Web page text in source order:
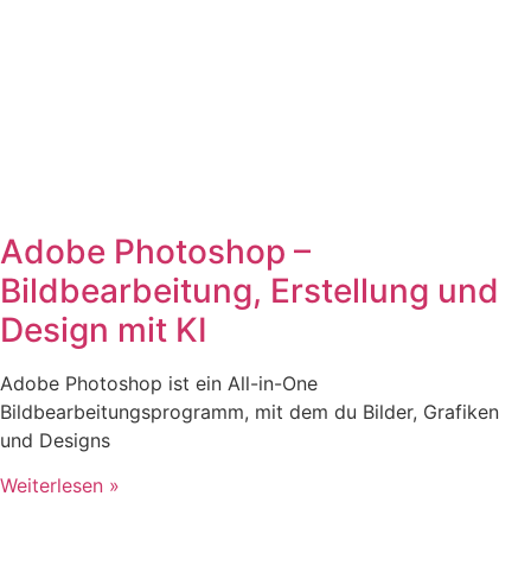
Adobe Photoshop –
Bildbearbeitung, Erstellung und
Design mit KI
Adobe Photoshop ist ein All-in-One
Bildbearbeitungsprogramm, mit dem du Bilder, Grafiken
und Designs
Weiterlesen »